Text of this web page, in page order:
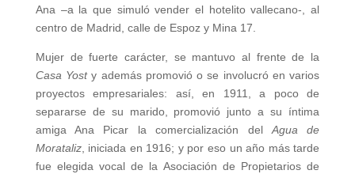
Ana –a la que simuló vender el hotelito vallecano-, al
centro de Madrid, calle de Espoz y Mina 17.
Mujer de fuerte carácter, se mantuvo al frente de la
Casa Yosty además promovió o se involucró en varios
proyectos empresariales: así, en 1911, a poco de
separarse de su marido, promovió junto a su íntima
amiga Ana Picar la comercialización delAgua de
Morataliz, iniciada en 1916; y por eso un año más tarde
fue elegida vocal de la Asociación de Propietarios de